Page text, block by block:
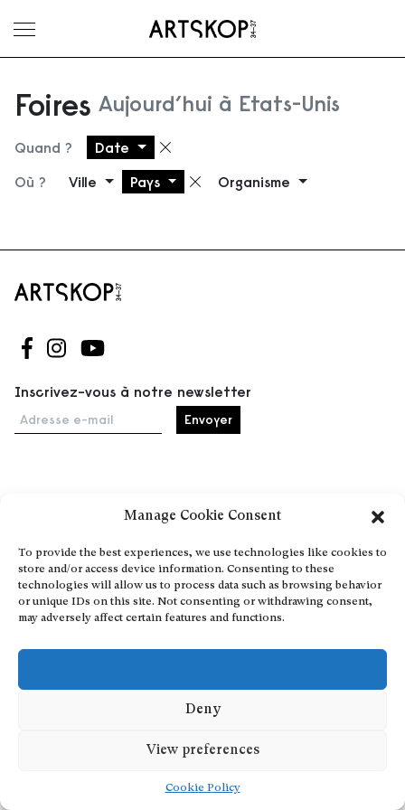
Manage Cookie Consent
To provide the best experiences, we use technologies like cookies to
store and/or access device information. Consenting to these
technologies will allow us to process data such as browsing behavior
or unique IDs on this site. Not consenting or withdrawing consent,
may adversely affect certain features and functions.
Deny
View preferences
Cookie Policy
Ouvrir le menu
Foires Aujourd’hui à Etats-Unis
Quand ? Date Supprimer le filtre
Où ? Ville Pays Supprimer le filtre
Organisme
Suivez-nous sur Facebook
Suivez-nous sur Instagram
Suivez-nous sur Youtube
Inscrivez-vous à notre newsletter
Adresse e-mail
À propos
Partenaires
Contact
Conditions générales
Confidentialité et cookies